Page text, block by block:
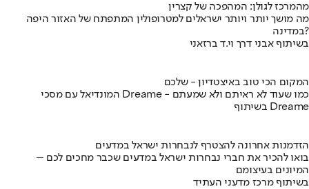
מהמרכז לגולן: המהפכה של קצרין
מה מושך יותר ויותר ישראלים למטרופולין המתפתח של האזור היפה
במדינה?
בשיתוף אבני דרך וי.ד ברזאני
המקום הכי טוב באיצטדיון - שלכם
המונדיאל עם מסכי Dreame - כמו שעוד לא ראיתם ולא שמעתם
בשיתוף Dreame
הזדמנות אחרונה להצטרף לנבחרות ישראל במדעים
בואו להכיר את חברי נבחרות ישראל במדעים שכבר מחכים לכם –
המיונים בעיצומם
בשיתוף מרכז מדעני העתיד